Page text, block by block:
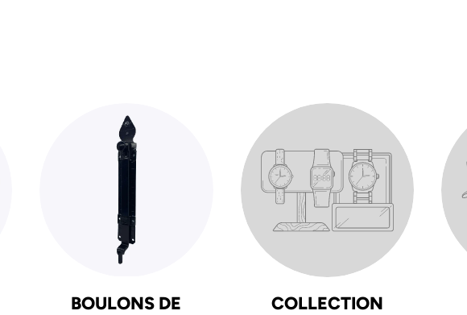
BOULONS DE
COLLECTION